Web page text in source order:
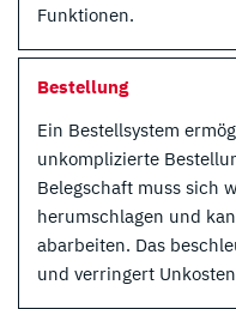
Funktionen.
Bestellung
Ein Bestellsystem
unkomplizierte
Belegschaft muss sich
herumschlagen und
abarbeiten. Das
und verringert